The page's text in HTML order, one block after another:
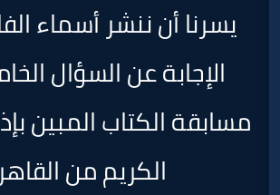
ننشر أسماء الفائزين في
عن السؤال الخامس في
المبين بإذاعة القرآن
الكريم من القاهرة